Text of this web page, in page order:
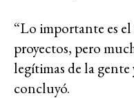
“Lo importante es
proyectos, pero
legítimas de la gente
concluyó.